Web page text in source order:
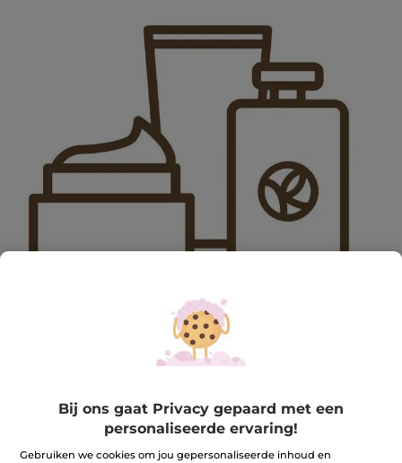
2406JUN-MAINGIFT-BIS
2406JUN-MAINGIFT-BIS
★★★★★
★★★★★ REVIEW TOEVOEGEN
Bij ons gaat Privacy gepaard met een
personaliseerde ervaring!
Gebruiken we cookies om jou gepersonaliseerde inhoud en